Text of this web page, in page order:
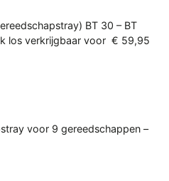
BT 30 – BT
los verkrijgbaar voor € 59,95
voor 9 gereedschappen –